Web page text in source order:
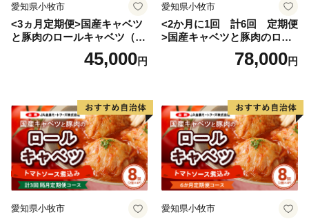
愛知県小牧市
<3ヵ月定期便>国産キャベツ
と豚肉のロールキャベツ（6P
45,000円
愛知県小牧市
<2か月に1回 計6回 定期便
>国産キャベツと豚肉のロー
ルキャベツ（4P入り）
78,000円
愛知県小牧市 愛知県小牧市